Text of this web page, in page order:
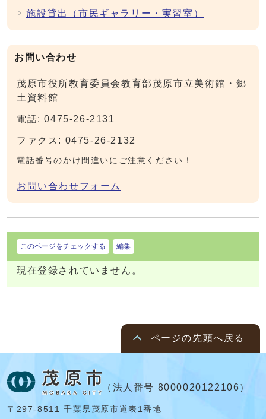
施設貸出（市民ギャラリー・実習室）
お問い合わせ
茂原市役所教育委員会教育部茂原市立美術館・郷
土資料館
電話: 0475-26-2131
ファクス: 0475-26-2132
電話番号のかけ間違いにご注意ください！
お問い合わせフォーム
このページをチェックする 編集
現在登録されていません。
ページの先頭へ戻る
（法人番号 8000020122106）
〒297-8511 千葉県茂原市道表1番地